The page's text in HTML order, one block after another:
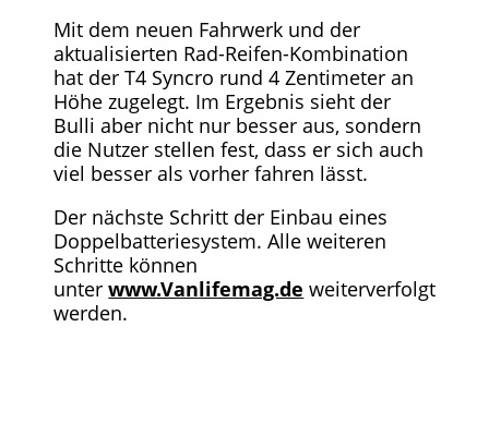
Mit dem neuen Fahrwerk und der
aktualisierten Rad-Reifen-Kombination
hat der T4 Syncro rund 4 Zentimeter an
Höhe zugelegt. Im Ergebnis sieht der
Bulli aber nicht nur besser aus, sondern
die Nutzer stellen fest, dass er sich auch
viel besser als vorher fahren lässt.
Der nächste Schritt der Einbau eines
Doppelbatteriesystem. Alle weiteren
Schritte können
unterwww.Vanlifemag.de weiterverfolgt
werden.